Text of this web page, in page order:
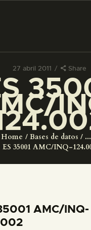
27 abril 2011 Share
Home Bases de datos
...
ES 35001 AMC/INQ-
LA VISITA
AMC/INQ-